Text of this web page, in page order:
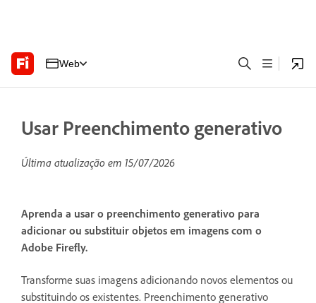
Web
Usar Preenchimento generativo
Última atualização em 15/07/2026
Aprenda a usar o preenchimento generativo para
adicionar ou substituir objetos em imagens com o
Adobe Firefly.
Transforme suas imagens adicionando novos elementos ou
substituindo os existentes. Preenchimento generativo